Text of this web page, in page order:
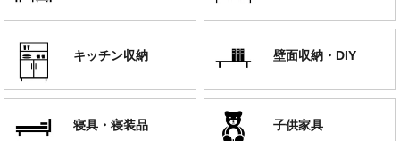
キッチン収納 壁面収納・DIY
寝具・寝装品 子供家具